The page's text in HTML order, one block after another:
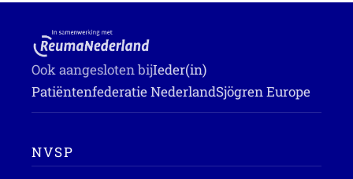
Ook aangesloten bijIeder(in)
Patiëntenfederatie NederlandSjögren Europe
NVSP